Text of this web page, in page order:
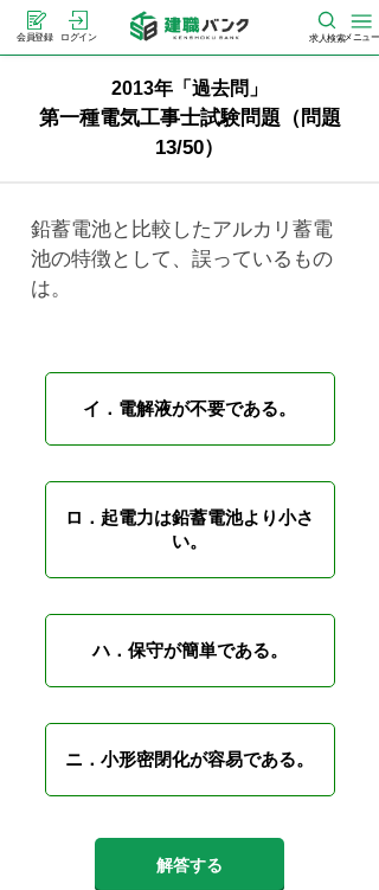
会員登録 ログイン 求人検索メニュー
2013年「過去問」
第一種電気工事士試験問題（問題
13/50）
鉛蓄電池と比較したアルカリ蓄電
池の特徴として、誤っているもの
は。
イ．電解液が不要である。
ロ．起電力は鉛蓄電池より小さ
い。
ハ．保守が簡単である。
ニ．小形密閉化が容易である。
解答する